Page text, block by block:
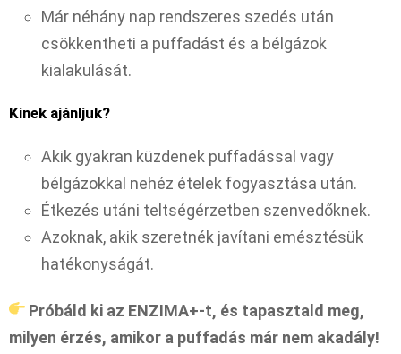
Már néhány nap rendszeres szedés után
csökkentheti a puffadást és a bélgázok
kialakulását.
Kinek ajánljuk?
Akik gyakran küzdenek puffadással vagy
bélgázokkal nehéz ételek fogyasztása után.
Étkezés utáni teltségérzetben szenvedőknek.
Azoknak, akik szeretnék javítani emésztésük
hatékonyságát.
Próbáld ki az ENZIMA+-t, és tapasztald meg,
milyen érzés, amikor a puffadás már nem akadály!